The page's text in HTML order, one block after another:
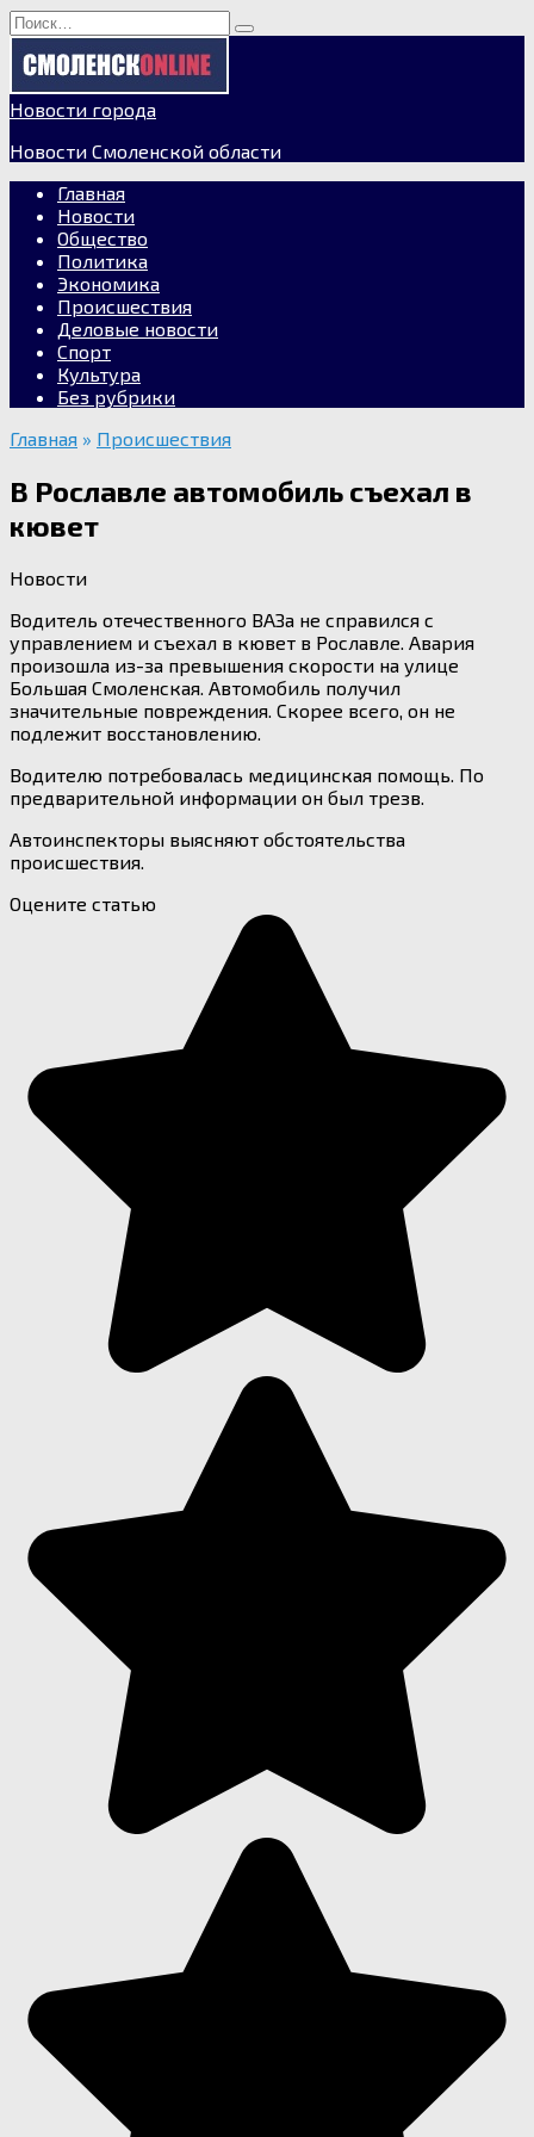
Перейти
к
содержанию
Search
for:
Новости города
Новости Смоленской области
Главная
Новости
Общество
Политика
Экономика
Происшествия
Деловые новости
Спорт
Культура
Без рубрики
Главная » Происшествия
В Рославле автомобиль съехал в
кювет
Новости
Водитель отечественного ВАЗа не справился с
управлением и съехал в кювет в Рославле. Авария
произошла из-за превышения скорости на улице
Большая Смоленская. Автомобиль получил
значительные повреждения. Скорее всего, он не
подлежит восстановлению.
Водителю потребовалась медицинская помощь. По
предварительной информации он был трезв.
Автоинспекторы выясняют обстоятельства
происшествия.
Оцените статью